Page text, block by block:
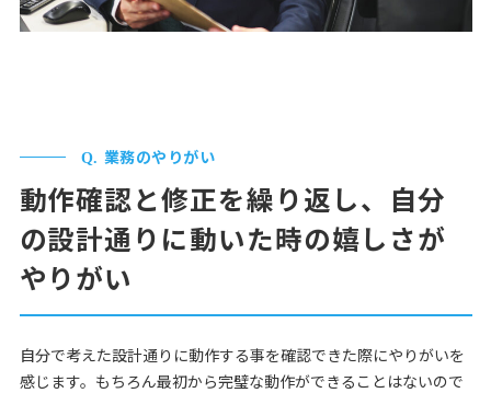
業務のやりがい
動作確認と修正を繰り返し、自分
の設計通りに動いた時の嬉しさが
やりがい
自分で考えた設計通りに動作する事を確認できた際にやりがいを
感じます。もちろん最初から完璧な動作ができることはないので